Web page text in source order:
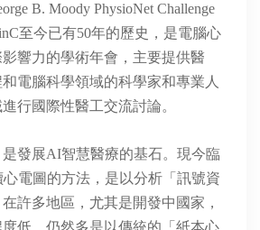
B. Moody PhysioNet Challenge
至今已有50年的歷史，是電腦心
響力的學術年會，主要提供醫
電腦科學領域的科學家和專業人
行國際性醫工交流討論。
發展AI智慧醫療的基石。現今臨
電圖的方法，是以分析「訊號資
許多地區，尤其是開發中國家，